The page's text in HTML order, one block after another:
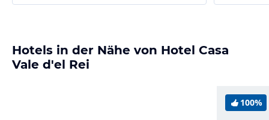
Hotels in der Nähe von Hotel Casa
Vale d'el Rei
100%